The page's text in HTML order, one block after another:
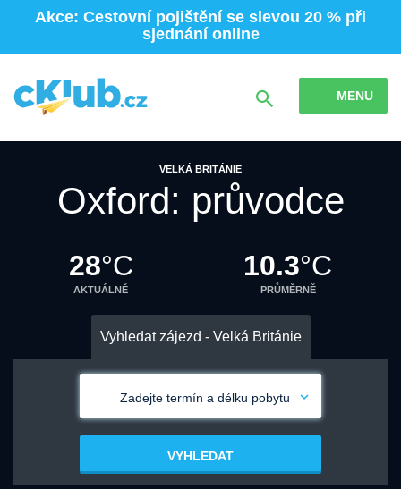
Akce: Cestovní pojištění se slevou 20 % při
sjednání online
MENU
VELKÁ BRITÁNIE
Oxford: průvodce
28°C
AKTUÁLNĚ
10.3°C
PRŮMĚRNĚ
Vyhledat zájezd - Velká Británie
Zadejte termín a délku pobytu
VYHLEDAT